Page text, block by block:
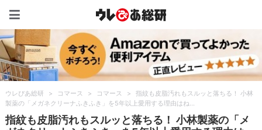
ウレぴあ総研 > コマース > コマース >
指紋も皮脂汚れもスルッと落ちる！ 小林
製薬の「メガネクリーナふきふき」を5年以上愛用する理由はね…
指紋も皮脂汚れもスルッと落ちる！ 小林製薬の「メ